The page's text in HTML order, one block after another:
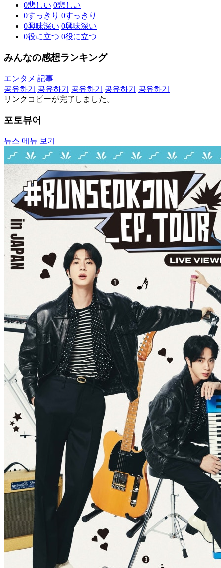
0悲しい 0悲しい
0すっきり 0すっきり
0興味深い 0興味深い
0役に立つ 0役に立つ
みんなの感想ランキング
エンタメ 記事
공유하기
공유하기 공유하기 공유하기
공유하기
リンクコピーが完了しました。
포토뷰어
뉴스 메뉴 보기